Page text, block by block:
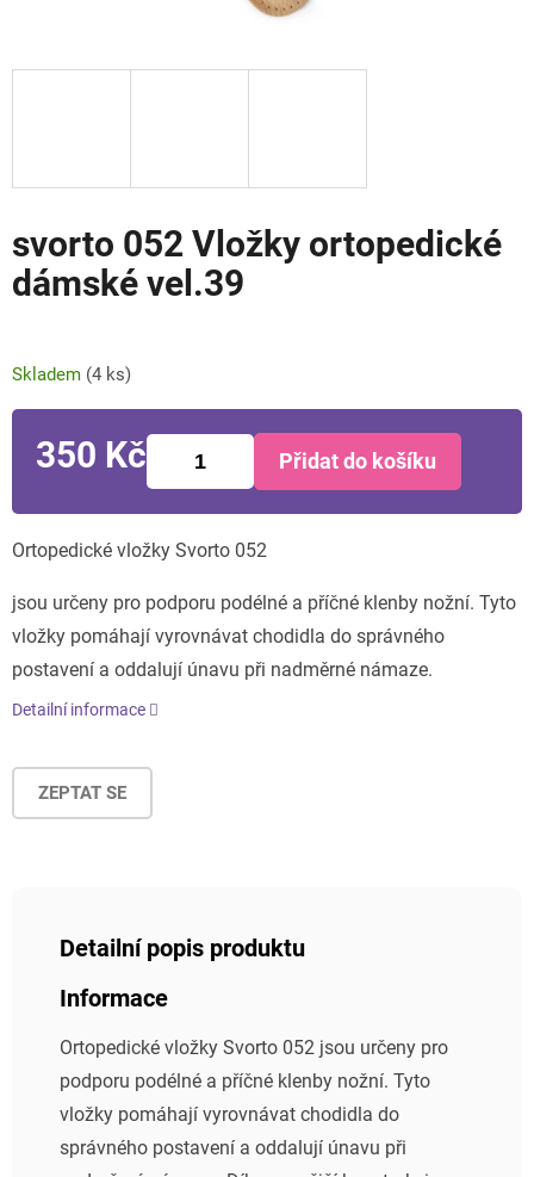
svorto 052 Vložky ortopedické
dámské vel.39
Skladem (4 ks)
350 Kč
cena:
Přidat do košíku
Ortopedické vložky Svorto 052
jsou určeny pro podporu podélné a příčné klenby nožní. Tyto
vložky pomáhají vyrovnávat chodidla do správného
postavení a oddalují únavu při nadměrné námaze.
Detailní informace
ZEPTAT SE
Detailní popis produktu
Informace
Ortopedické vložky Svorto 052 jsou určeny pro
podporu podélné a příčné klenby nožní. Tyto
vložky pomáhají vyrovnávat chodidla do
správného postavení a oddalují únavu při